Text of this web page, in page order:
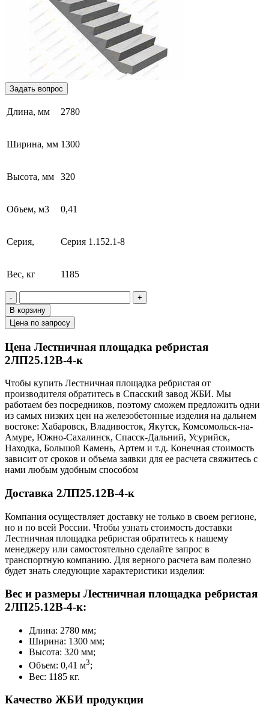
Задать вопрос
Длина, мм 2780
Ширина, мм 1300
Высота, мм 320
Объем, м3 0,41
Серия, Серия 1.152.1-8
Вес, кг 1185
-
+
В корзину
Цена по запросу
Цена Лестничная площадка ребристая
2ЛП25.12В-4-к
Чтобы купить Лестничная площадка ребристая от
производителя обратитесь в Cпасский завод ЖБИ. Мы
работаем без посредников, поэтому сможем предложить одни
из самых низких цен на железобетонные изделия на дальнем
востоке: Хабаровск, Владивосток, Якутск, Комсомольск-на-
Амуре, Южно-Сахалинск, Спасск-Дальний, Усурийск,
Находка, Большой Камень, Артем и т.д. Конечная стоимость
зависит от сроков и объема заявки для ее расчета свяжитесь с
нами любым удобным способом
Доставка 2ЛП25.12В-4-к
Компания осуществляет доставку не только в своем регионе,
но и по всей России. Чтобы узнать стоимость доставки
Лестничная площадка ребристая обратитесь к нашему
менеджеру или самостоятельно сделайте запрос в
транспортную компанию. Для верного расчета вам полезно
будет знать следующие характеристики изделия:
Вес и размеры Лестничная площадка ребристая
2ЛП25.12В-4-к:
Длина: 2780 мм;
Ширина: 1300 мм;
Высота: 320 мм;
Объем: 0,41 м3;
Вес: 1185 кг.
Качество ЖБИ продукции